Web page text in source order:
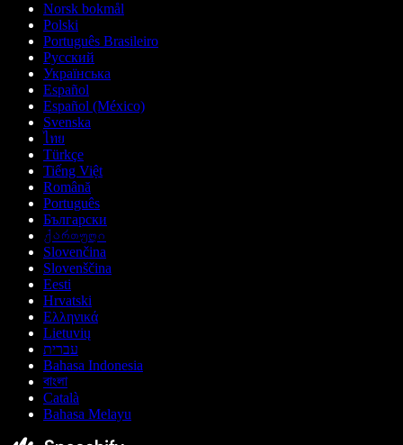
Norsk bokmål
Polski
Português Brasileiro
Русский
Українська
Español
Español (México)
Svenska
ไทย
Türkçe
Tiếng Việt
Română
Português
Български
ქართული
Slovenčina
Slovenščina
Eesti
Hrvatski
Ελληνικά
Lietuvių
עברית
Bahasa Indonesia
বাংলা
Català
Bahasa Melayu